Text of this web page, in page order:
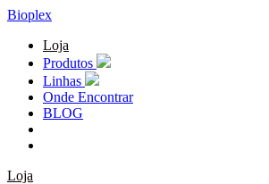
Bioplex
Loja
Produtos
Linhas
Onde Encontrar
BLOG
Loja